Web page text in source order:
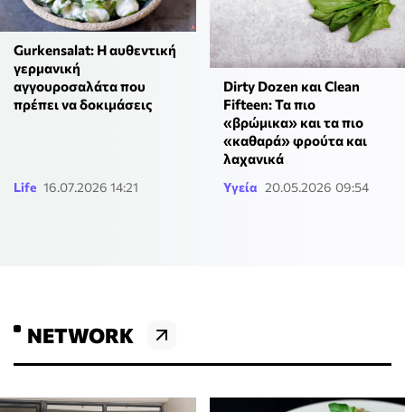
Gurkensalat: Η αυθεντική
γερμανική
αγγουροσαλάτα που
πρέπει να δοκιμάσεις
Life 16.07.2026 14:21
Dirty Dozen και Clean
Fifteen: Τα πιο
«βρώμικα» και τα πιο
«καθαρά» φρούτα και
λαχανικά
Υγεία 20.05.2026 09:54
NETWORK